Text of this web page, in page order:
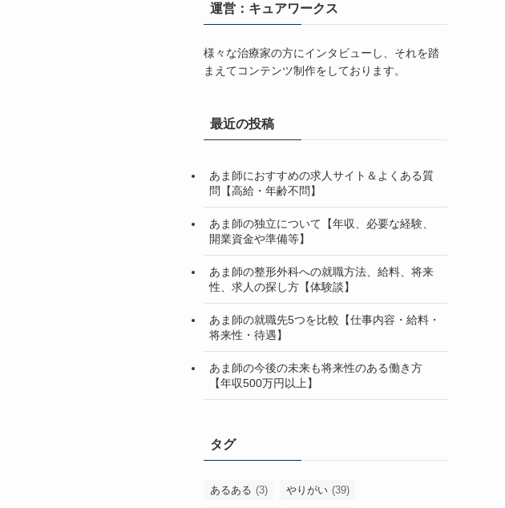
運営：キュアワークス
様々な治療家の方にインタビューし、それを踏
まえてコンテンツ制作をしております。
最近の投稿
あま師におすすめの求人サイト＆よくある質
問【高給・年齢不問】
あま師の独立について【年収、必要な経験、
開業資金や準備等】
あま師の整形外科への就職方法、給料、将来
性、求人の探し方【体験談】
あま師の就職先5つを比較【仕事内容・給料・
将来性・待遇】
あま師の今後の未来も将来性のある働き方
【年収500万円以上】
タグ
あるある (3) やりがい (39)